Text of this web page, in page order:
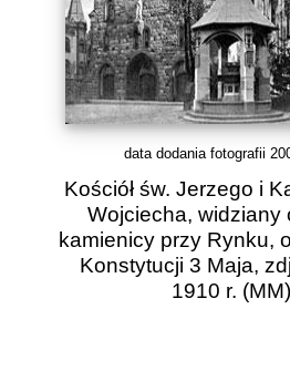
data dodania fotografii
Kościół św. Jerzego i
Wojciecha, widziany
kamienicy przy Rynku,
Konstytucji 3 Maja,
1910 r. (MM)